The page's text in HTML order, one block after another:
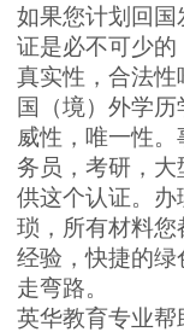
如果您计划回国
证是必不可少
真实性，合法
国（境）外学
威性，唯一性
务员，考研，
供这个认证。
琐，所有材料
经验，快捷的
走弯路。
英华教育专业帮